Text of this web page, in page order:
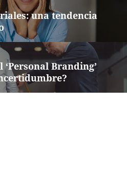
una tendencia
Branding’